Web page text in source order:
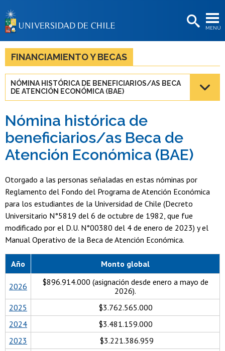
MENÚ
BIBLIOTECAS
LA UNIVERSIDAD
Estudiantes
Funcionarias/os
Egresadas/os
FINANCIAMIENTO Y BECAS
NÓMINA HISTÓRICA DE BENEFICIARIOS/AS BECA
DE ATENCIÓN ECONÓMICA (BAE)
Nómina histórica de
beneficiarios/as Beca de
Atención Económica (BAE)
Otorgado a las personas señaladas en estas nóminas por
Reglamento del Fondo del Programa de Atención Económica
para los estudiantes de la Universidad de Chile (Decreto
Universitario N°5819 del 6 de octubre de 1982, que fue
modificado por el D.U. N°00380 del 4 de enero de 2023) y el
Manual Operativo de la Beca de Atención Económica.
Año Monto global
2026
$896.914.000 (asignación desde enero a mayo de
2026).
2025
$3.762.565.000
2024
$3.481.159.000
2023
$3.221.386.959